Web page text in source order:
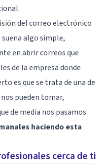
del correo electrónico
algo simple,
en abrir correos que
de la empresa donde
es que se trata de una de
pueden tomar,
de media nos pasamos
haciendo esta
cerca de ti